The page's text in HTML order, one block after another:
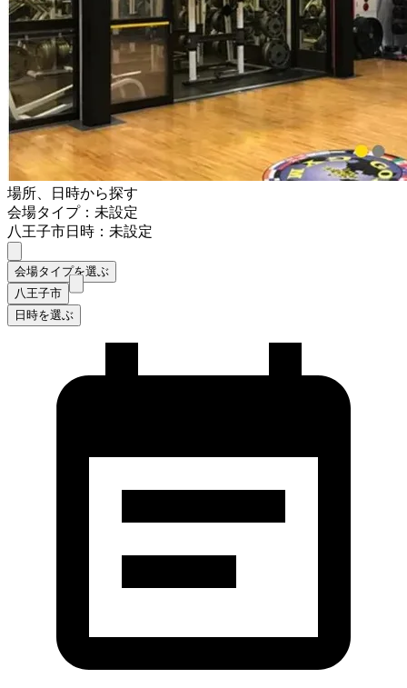
場所、日時から探す
会場タイプ：未設定
八王子市日時：未設定
会場タイプを選ぶ
八王子市
日時を選ぶ